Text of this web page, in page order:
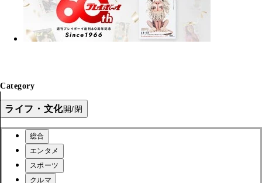
Category
ライフ・文化開/閉
総合
エンタメ
スポーツ
クルマ